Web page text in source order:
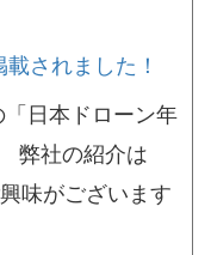
されました！
日本ドローン年
弊社の紹介は
味がございます